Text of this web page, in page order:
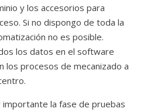
y los accesorios para
Si no dispongo de toda la
no es posible.
los datos en el software
los procesos de mecanizado a
importante la fase de pruebas